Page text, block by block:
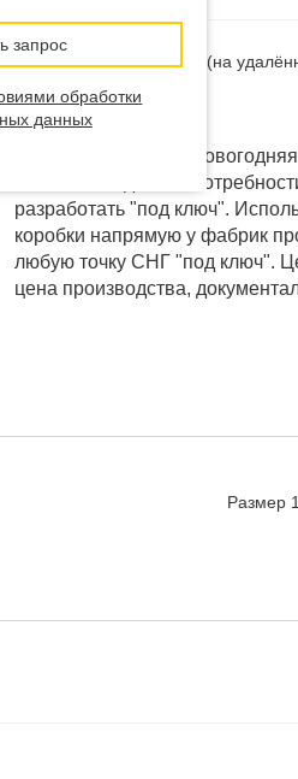
Наличие: В наличии (на
Доставка: от 12 дней
Выбранный товар
изменить под ваши
разработать "под ключ".
коробки напрямую у фабрик
любую точку СНГ "под ключ".
цена производства,
Размер
запрос
обработки
данных